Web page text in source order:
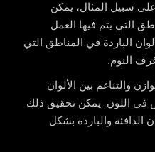
سبيل المثال، يمكن
التي يتم فيها العمل
الباردة في المناطق التي
النوم.
والتناغم بين الألوان
في اللون. يمكن تحقيق ذلك
الدافئة والباردة بشكل